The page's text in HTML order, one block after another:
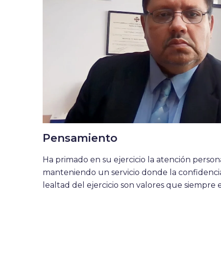
Pensamiento
Ha primado en su ejercicio la atención
manteniendo un servicio donde la
lealtad del ejercicio son valores que siempre